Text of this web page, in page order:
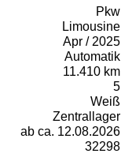
Pkw
Limousine
Apr / 2025
Automatik
11.410 km
5
Weiß
Zentrallager
ab ca. 12.08.2026
32298